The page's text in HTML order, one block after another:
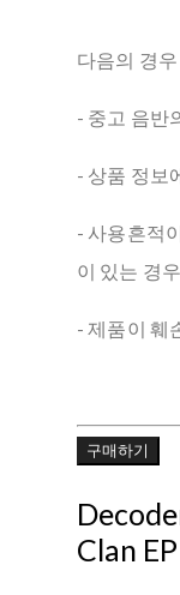
다음의 경
- 중고 음반
- 상품 정보
- 사용흔적
이 있는 경우
- 제품이 훼
구매하기
Clan EP